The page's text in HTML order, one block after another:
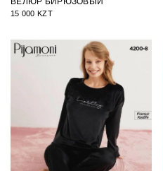
15 000 KZT